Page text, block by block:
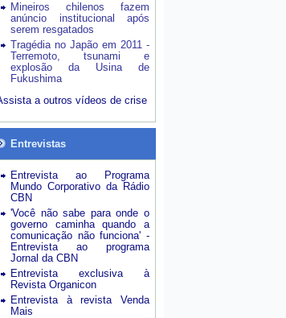
Mineiros chilenos fazem
anúncio institucional após
serem resgatados
Tragédia no Japão em 2011 -
Terremoto, tsunami e
explosão da Usina de
Fukushima
a outros vídeos de crise
Entrevistas
Entrevista ao Programa
Mundo Corporativo da Rádio
CBN
'Você não sabe para onde o
governo caminha quando a
comunicação não funciona' -
Entrevista ao programa
Jornal da CBN
Entrevista exclusiva à
Revista Organicon
Entrevista à revista Venda
Mais